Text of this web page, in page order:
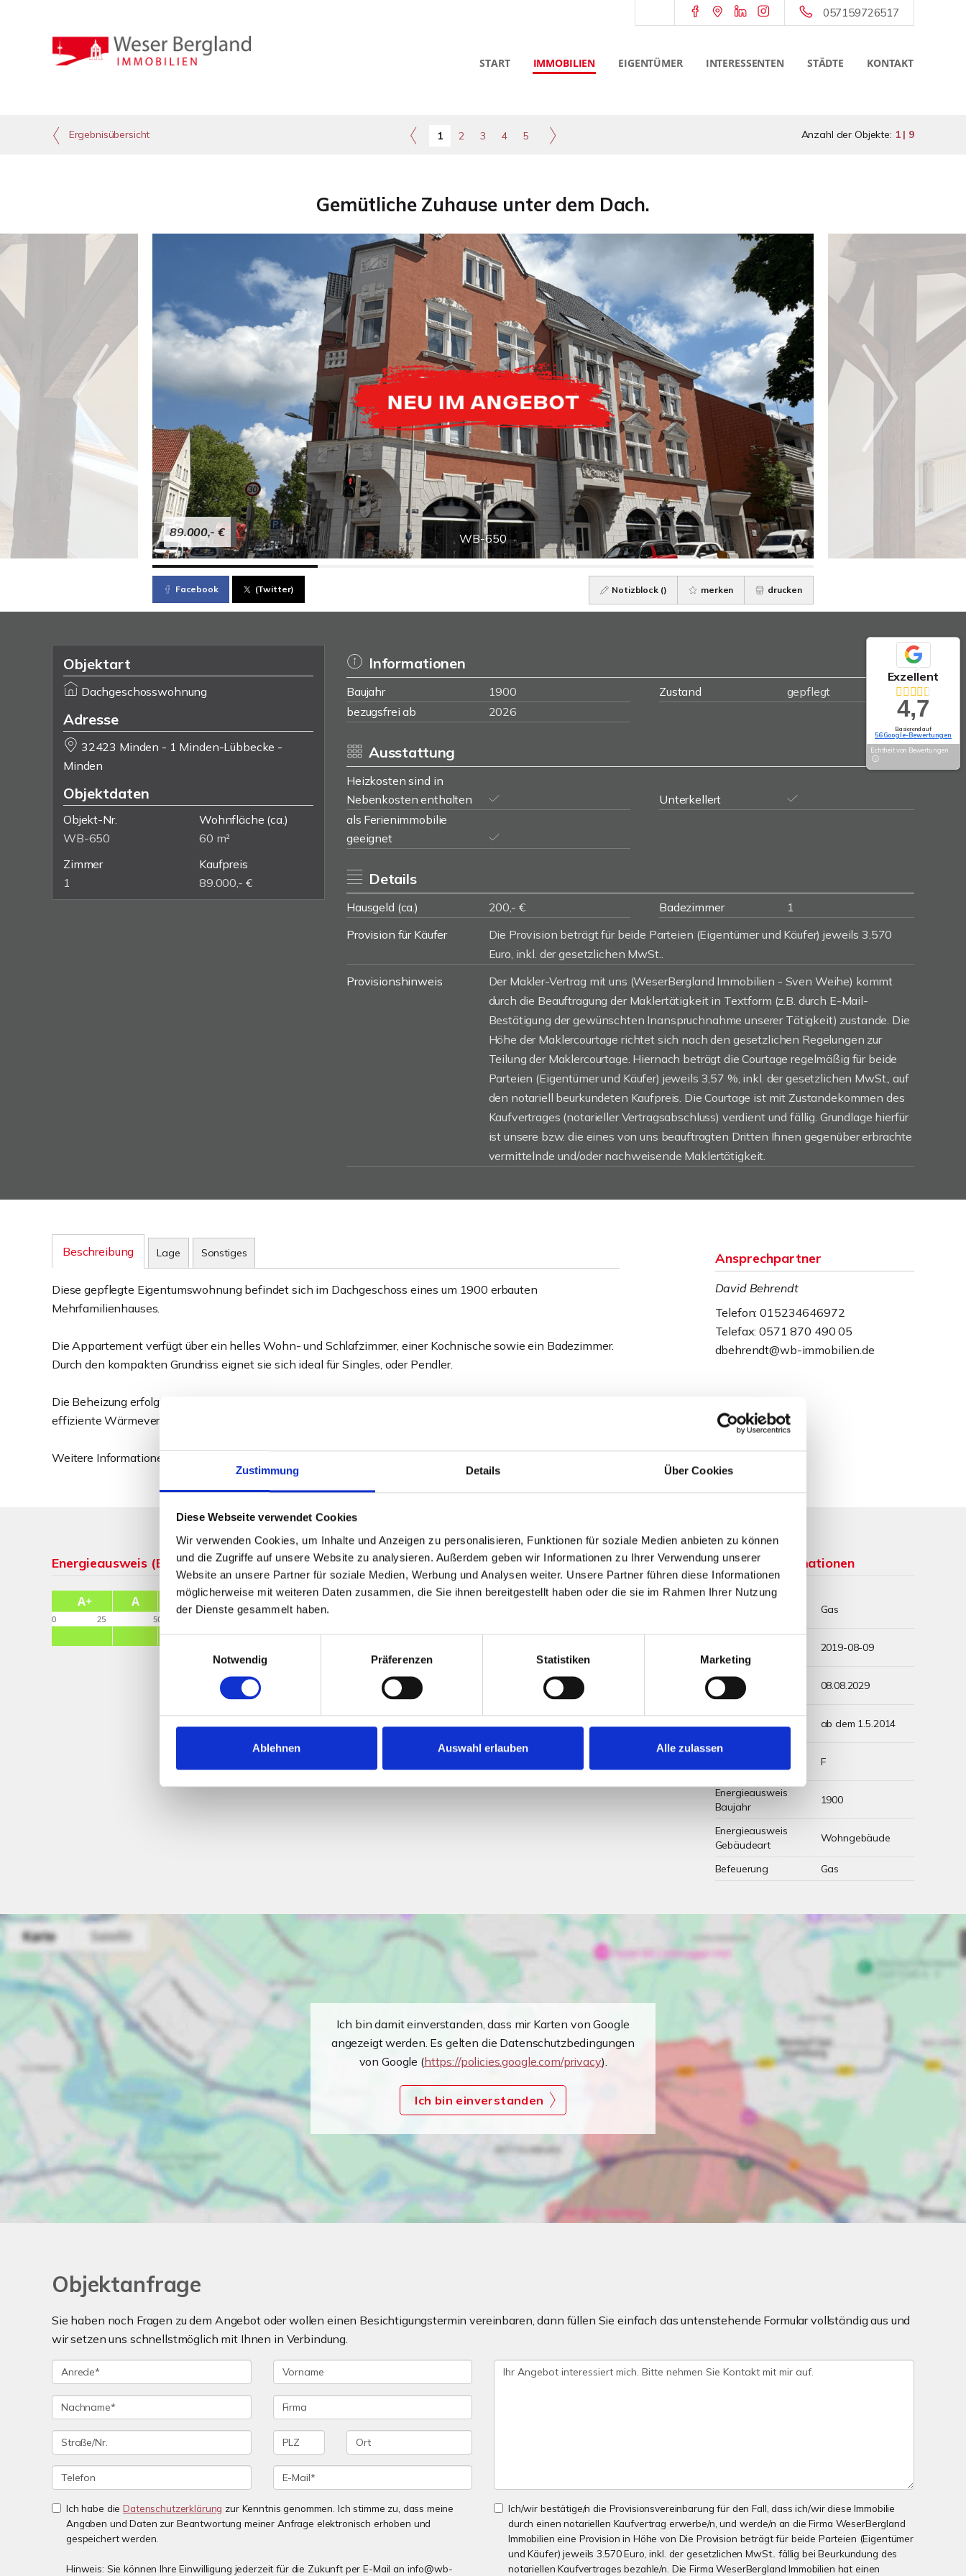
Zustimmung Details Über Cookies
Diese Webseite verwendet Cookies
Wir verwenden Cookies, um Inhalte und Anzeigen zu personalisieren, Funktionen für soziale Medien anbieten zu können
und die Zugriffe auf unsere Website zu analysieren. Außerdem geben wir Informationen zu Ihrer Verwendung unserer
Website an unsere Partner für soziale Medien, Werbung und Analysen weiter. Unsere Partner führen diese Informationen
möglicherweise mit weiteren Daten zusammen, die Sie ihnen bereitgestellt haben oder die sie im Rahmen Ihrer Nutzung
der Dienste gesammelt haben.
Notwendig
Präferenzen Statistiken Marketing
Ablehnen Auswahl erlauben Alle zulassen
057159726517
START IMMOBILIEN EIGENTÜMER INTERESSENTEN STÄDTE KONTAKT
Ergebnisübersicht 1 2 3 4 5 Anzahl der Objekte: 1 | 9
Gemütliche Zuhause unter dem Dach.
WB-650
89.000,- €
Facebook (Twitter) Notizblock () merken drucken
Objektart
Dachgeschosswohnung
Adresse
32423 Minden - 1 Minden-Lübbecke -
Minden
Objektdaten
Objekt-Nr.
WB-650
Wohnfläche (ca.)
60 m²
Zimmer
1
Kaufpreis
89.000,- €
Informationen
Baujahr 1900 Zustand
gepflegt
bezugsfrei ab
2026
Ausstattung
Heizkosten sind in
Nebenkosten enthalten
Unterkellert
als Ferienimmobilie
geeignet
Details
Hausgeld (ca.) 200,- € Badezimmer
1
Provision für Käufer
Die Provision beträgt für beide Parteien (Eigentümer und Käufer) jeweils 3.570
Euro, inkl. der gesetzlichen MwSt..
Provisionshinweis
Der Makler-Vertrag mit uns (WeserBergland Immobilien - Sven Weihe) kommt
durch die Beauftragung der Maklertätigkeit in Textform (z.B. durch E-Mail-
Bestätigung der gewünschten Inanspruchnahme unserer Tätigkeit) zustande. Die
Höhe der Maklercourtage richtet sich nach den gesetzlichen Regelungen zur
Teilung der Maklercourtage. Hiernach beträgt die Courtage regelmäßig für beide
Parteien (Eigentümer und Käufer) jeweils 3,57 %, inkl. der gesetzlichen MwSt., auf
den notariell beurkundeten Kaufpreis. Die Courtage ist mit Zustandekommen des
Kaufvertrages (notarieller Vertragsabschluss) verdient und fällig. Grundlage hierfür
ist unsere bzw. die eines von uns beauftragten Dritten Ihnen gegenüber erbrachte
vermittelnde und/oder nachweisende Maklertätigkeit.
Beschreibung Lage Sonstiges
Diese gepflegte Eigentumswohnung befindet sich im Dachgeschoss eines um 1900 erbauten
Mehrfamilienhauses.
Die Appartement verfügt über ein helles Wohn- und Schlafzimmer, einer Kochnische sowie ein Badezimmer.
Durch den kompakten Grundriss eignet sie sich ideal für Singles, oder Pendler.
Die Beheizung erfolgt über eine moderne Gastherme aus dem Jahr 2019, die für eine zeitgemäße und
effiziente Wärmeversorgung sorgt.
Weitere Informationen finden Sie im ausführlichen Exposé!
Ansprechpartner
David Behrendt
Telefon: 015234646972
Telefax: 0571 870 490 05
dbehrendt@wb-immobilien.de
Energieausweis (Bedarfsausweis) Weitere Informationen
Wesentlicher
Gas
Ausstelldatum
2019-08-09
Energieausweis
gültig bis
08.08.2029
Energieausweis
Jahrgang
ab dem 1.5.2014
Energieausweis
Werteklasse
F
Energieausweis
Baujahr
1900
Energieausweis
Gebäudeart
Wohngebäude
Befeuerung Gas
Ich bin damit einverstanden, dass mir Karten von Google
angezeigt werden. Es gelten die Datenschutzbedingungen
von Google (https://policies.google.com/privacy).
Ich bin einverstanden
Objektanfrage
Sie haben noch Fragen zu dem Angebot oder wollen einen Besichtigungstermin vereinbaren, dann füllen Sie einfach das untenstehende Formular vollständig aus und
wir setzen uns schnellstmöglich mit Ihnen in Verbindung.
Ich habe dieDatenschutzerklärung zur Kenntnis genommen. Ich stimme zu, dass meine
Angaben und Daten zur Beantwortung meiner Anfrage elektronisch erhoben und
gespeichert werden.
Hinweis: Sie können Ihre Einwilligung jederzeit für die Zukunft per E-Mail an info@wb-
Ich/wir bestätige/n die Provisionsvereinbarung für den Fall, dass ich/wir diese Immobilie
durch einen notariellen Kaufvertrag erwerbe/n, und werde/n an die Firma WeserBergland
Immobilien eine Provision in Höhe von Die Provision beträgt für beide Parteien (Eigentümer
und Käufer) jeweils 3.570 Euro, inkl. der gesetzlichen MwSt.. fällig bei Beurkundung des
notariellen Kaufvertrages bezahle/n. Die Firma WeserBergland Immobilien hat einen
Exzellent
4,7
Basierend auf
56 Google-Bewertungen
Echtheit von Bewertungen